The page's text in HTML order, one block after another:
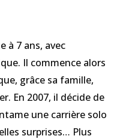
à 7 ans, avec
Il commence alors
grâce sa famille,
En 2007, il décide de
une carrière solo
surprises… Plus